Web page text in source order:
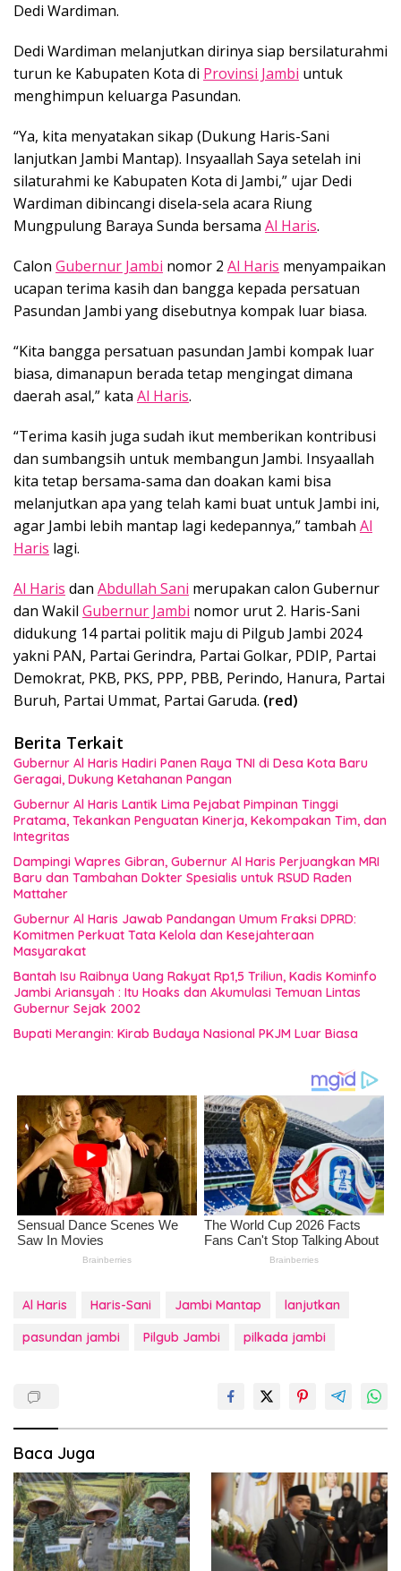
Dedi Wardiman.
Dedi Wardiman melanjutkan dirinya siap bersilaturahmi
turun ke Kabupaten Kota di Provinsi Jambi untuk
menghimpun keluarga Pasundan.
“Ya, kita menyatakan sikap (Dukung Haris-Sani
lanjutkan Jambi Mantap). Insyaallah Saya setelah ini
silaturahmi ke Kabupaten Kota di Jambi,” ujar Dedi
Wardiman dibincangi disela-sela acara Riung
Mungpulung Baraya Sunda bersama Al Haris.
Calon Gubernur Jambi nomor 2 Al Haris menyampaikan
ucapan terima kasih dan bangga kepada persatuan
Pasundan Jambi yang disebutnya kompak luar biasa.
“Kita bangga persatuan pasundan Jambi kompak luar
biasa, dimanapun berada tetap mengingat dimana
daerah asal,” kata Al Haris.
“Terima kasih juga sudah ikut memberikan kontribusi
dan sumbangsih untuk membangun Jambi. Insyaallah
kita tetap bersama-sama dan doakan kami bisa
melanjutkan apa yang telah kami buat untuk Jambi ini,
agar Jambi lebih mantap lagi kedepannya,” tambah Al
Haris lagi.
Al Haris dan Abdullah Sani merupakan calon Gubernur
dan Wakil Gubernur Jambi nomor urut 2. Haris-Sani
didukung 14 partai politik maju di Pilgub Jambi 2024
yakni PAN, Partai Gerindra, Partai Golkar, PDIP, Partai
Demokrat, PKB, PKS, PPP, PBB, Perindo, Hanura, Partai
Buruh, Partai Ummat, Partai Garuda. (red)
Berita Terkait
Gubernur Al Haris Hadiri Panen Raya TNI di Desa Kota Baru
Geragai, Dukung Ketahanan Pangan
Gubernur Al Haris Lantik Lima Pejabat Pimpinan Tinggi
Pratama, Tekankan Penguatan Kinerja, Kekompakan Tim, dan
Integritas
Dampingi Wapres Gibran, Gubernur Al Haris Perjuangkan MRI
Baru dan Tambahan Dokter Spesialis untuk RSUD Raden
Mattaher
Gubernur Al Haris Jawab Pandangan Umum Fraksi DPRD:
Komitmen Perkuat Tata Kelola dan Kesejahteraan
Masyarakat
Bantah Isu Raibnya Uang Rakyat Rp1,5 Triliun, Kadis Kominfo
Jambi Ariansyah : Itu Hoaks dan Akumulasi Temuan Lintas
Gubernur Sejak 2002
Bupati Merangin: Kirab Budaya Nasional PKJM Luar Biasa
Al Haris Haris-Sani Jambi Mantap
lanjutkan
pasundan jambi
Pilgub Jambi pilkada jambi
Baca Juga